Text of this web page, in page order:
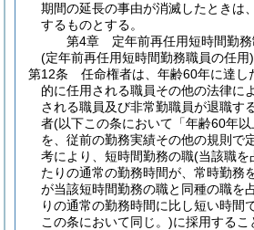
期間の延長の事由が消滅したときは
するものとする。
第4章
定年前再任用短時間勤務
(定年前再任用短時間勤務職員の任用)
第12条
任命権者は、年齢60年に達し
的に任用される職員その他の法律に
される職員及び非常勤職員が退職す
者(以下この条において「年齢60年
を、従前の勤務実績その他の規則で
考により、短時間勤務の職(当該職を
たりの通常の勤務時間が、常時勤務
が当該短時間勤務の職と同種の職を
りの通常の勤務時間に比し短い時間
この条において同じ。)に採用するこ